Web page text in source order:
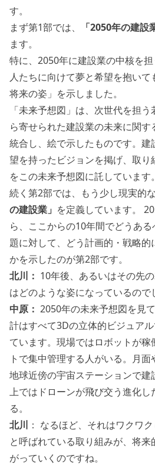
す。
まず第1部では、
「2050年の建設
ます。
特に、2050年に建設業の中核を
人たちに向けて夢と希望を抱い
将来の姿」を示しました。
「未来予想図」は、次世代を担
ら寄せられた建設業の未来に関
統合し、絵で示したものです。
望を持ったビジョンを掲げ、取
をこの未来予想図に託しています。
続く第2部では、もう少し現実的
の建設業」 を定義しています。
ら、ここからの10年間でどうあ
題に対して、どう計画的・戦略的
かを示したのが第2部です。
北川： 10年後、あるいはその先
はどのような姿になっているので
中原： 2050年の未来予想図を見
計はすべて3Dの立体的ビジュア
ています。現場ではロボットが
トで集中管理する人がいる。月面
地球近傍の宇宙ステーションで
上ではドローンが飛び交う進化し
る。
北川 ： なるほど、それはワクワ
と呼ばれている取り組みが、将
がっていくのですね。